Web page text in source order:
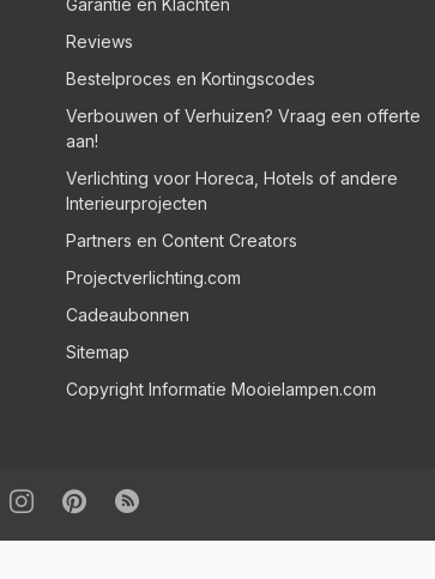
Reviews
Bestelproces en Kortingscodes
Verbouwen of Verhuizen? Vraag een offerte
aan!
Verlichting voor Horeca, Hotels of andere
Interieurprojecten
Partners en Content Creators
Projectverlichting.com
Cadeaubonnen
Sitemap
Copyright Informatie Mooielampen.com